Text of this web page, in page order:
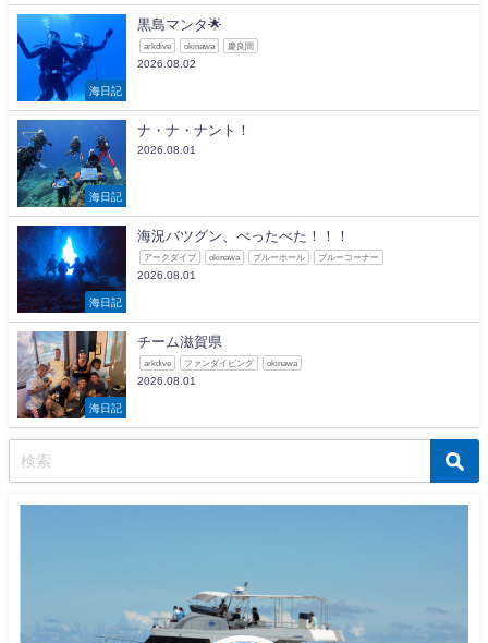
海日記
黒島マンタ🌟
arkdive okinawa 慶良間
2026.08.02
海日記
ナ・ナ・ナント！
2026.08.01
海日記
海況バツグン、べったべた！！！
アークダイブ okinawa ブルーホール ブルーコーナー
2026.08.01
海日記
チーム滋賀県
arkdive ファンダイビング okinawa
2026.08.01